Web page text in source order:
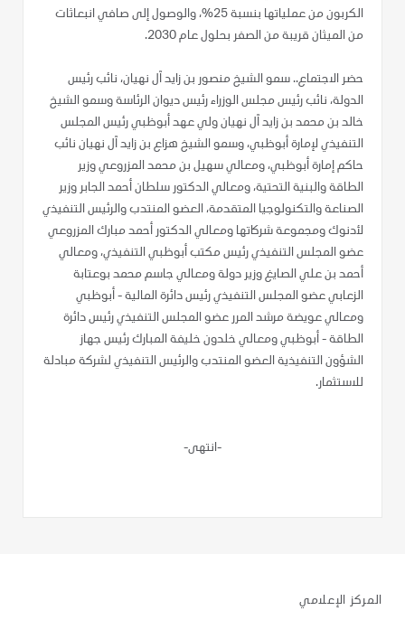
الكربون من عملياتها بنسبة 25%، والوصول إلى صافي انبعاثات
من الميثان قريبة من الصفر بحلول عام 2030.
حضر الاجتماع.. سمو الشيخ منصور بن زايد آل نهيان، نائب رئيس
الدولة، نائب رئيس مجلس الوزراء رئيس ديوان الرئاسة وسمو الشيخ
خالد بن محمد بن زايد آل نهيان ولي عهد أبوظبي رئيس المجلس
التنفيذي لإمارة أبوظبي، وسمو الشيخ هزاع بن زايد آل نهيان نائب
حاكم إمارة أبوظبي، ومعالي سهيل بن محمد المزروعي وزير
الطاقة والبنية التحتية، ومعالي الدكتور سلطان أحمد الجابر وزير
الصناعة والتكنولوجيا المتقدمة، العضو المنتدب والرئيس التنفيذي
لأدنوك ومجموعة شركاتها ومعالي الدكتور أحمد مبارك المزروعي
عضو المجلس التنفيذي رئيس مكتب أبوظبي التنفيذي، ومعالي
أحمد بن علي الصايغ وزير دولة ومعالي جاسم محمد بوعتابة
الزعابي عضو المجلس التنفيذي رئيس دائرة المالية - أبوظبي
ومعالي عويضة مرشد المرر عضو المجلس التنفيذي رئيس دائرة
الطاقة - أبوظبي ومعالي خلدون خليفة المبارك رئيس جهاز
الشؤون التنفيذية العضو المنتدب والرئيس التنفيذي لشركة مبادلة
للاستثمار.
-انتهى-
المركز الإعلامي